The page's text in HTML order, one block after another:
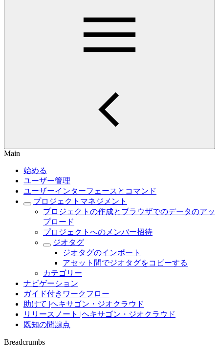
Main
始める
ユーザー管理
ユーザーインターフェースとコマンド
プロジェクトマネジメント
プロジェクトの作成とブラウザでのデータのアッ
プロード
プロジェクトへのメンバー招待
ジオタグ
ジオタグのインポート
アセット間でジオタグをコピーする
カテゴリー
ナビゲーション
ガイド付きワークフロー
助けて |ヘキサゴン・ジオクラウド
リリースノート |ヘキサゴン・ジオクラウド
既知の問題点
Breadcrumbs